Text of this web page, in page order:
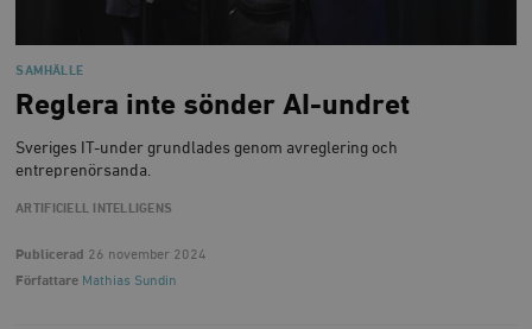
SAMHÄLLE
Reglera inte sönder AI-undret
Sveriges IT-under grundlades genom avreglering och
entreprenörsanda.
ARTIFICIELL INTELLIGENS
Publicerad 26 november 2024
Författare Mathias Sundin